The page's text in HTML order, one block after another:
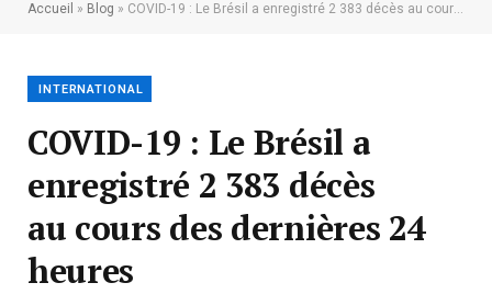
Accueil » Blog » COVID-19 : Le Brésil a enregistré 2 383 décès au cours des dernières 24 heures
INTERNATIONAL
COVID-19 : Le Brésil a
enregistré 2 383 décès
au cours des dernières 24
heures